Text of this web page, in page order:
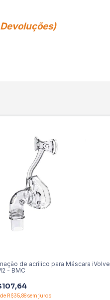
de acrílico para Máscara iVolve
- BMC
de R$35,88sem juros